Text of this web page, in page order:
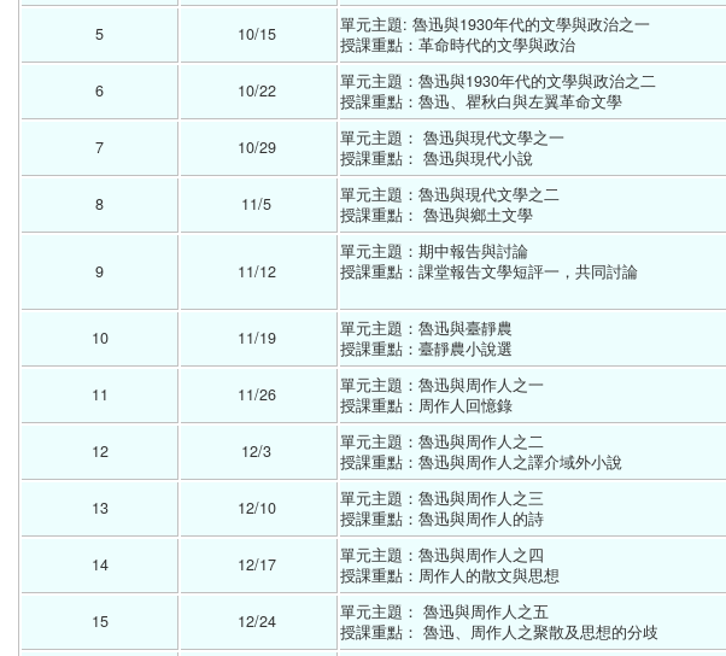
5 10/15
單元主題: 魯迅與1930年代的文學與政治之一
授課重點：革命時代的文學與政治
6 10/22
單元主題：魯迅與1930年代的文學與政治之二
授課重點：魯迅、瞿秋白與左翼革命文學
7 10/29
單元主題： 魯迅與現代文學之一
授課重點： 魯迅與現代小說
8 11/5
單元主題：魯迅與現代文學之二
授課重點： 魯迅與鄉土文學
9 11/12
單元主題：期中報告與討論
授課重點：課堂報告文學短評一，共同討論
10 11/19
單元主題：魯迅與臺靜農
授課重點：臺靜農小說選
11 11/26
單元主題：魯迅與周作人之一
授課重點：周作人回憶錄
12 12/3
單元主題：魯迅與周作人之二
授課重點：魯迅與周作人之譯介域外小說
13 12/10
單元主題：魯迅與周作人之三
授課重點：魯迅與周作人的詩
14 12/17
單元主題：魯迅與周作人之四
授課重點：周作人的散文與思想
15 12/24
單元主題： 魯迅與周作人之五
授課重點： 魯迅、周作人之聚散及思想的分歧